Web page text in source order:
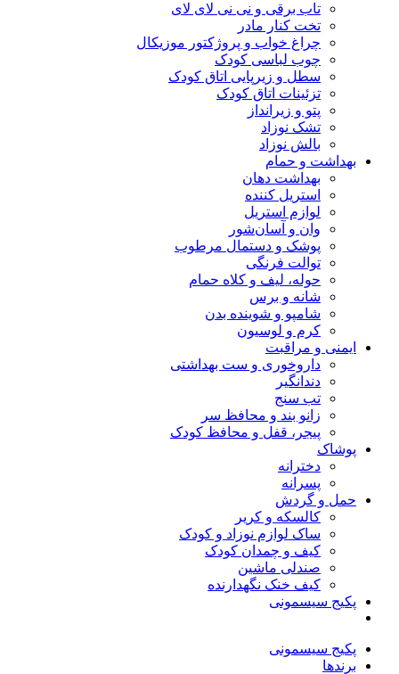
تاب برقی و نی نی لای لای
تخت کنار مادر
چراغ خواب و پروژکتور موزیکال
چوب لباسی کودک
سطل و زیرپایی اتاق کودک
تزئینات اتاق کودک
پتو و زیرانداز
تشک نوزاد
بالش نوزاد
بهداشت و حمام
بهداشت دهان
استریل کننده
لوازم استریل
وان و آسان‌شور
پوشک و دستمال مرطوب
توالت فرنگی
حوله، لیف و کلاه حمام
شانه و برس
شامپو و شوینده بدن
کرم و لوسیون
ایمنی و مراقبت
داروخوری و ست بهداشتی
دندانگیر
تب‌ سنج
زانو بند و محافظ سر
پیجر، قفل و محافظ کودک
پوشاک
دخترانه
پسرانه
حمل و گردش
کالسکه و کریر
ساک لوازم نوزاد و کودک
کیف و چمدان کودک
صندلی ماشین
کیف خنک نگهدارنده
پکیج سیسمونی
پکیج سیسمونی
برندها